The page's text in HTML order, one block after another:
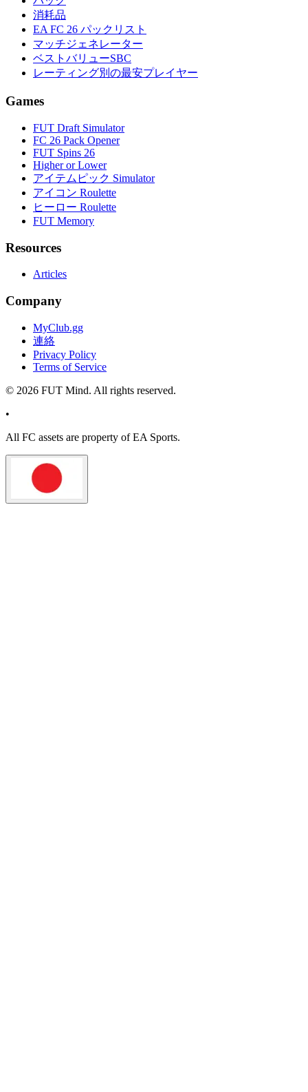
消耗品
EA FC 26 パックリスト
マッチジェネレーター
ベストバリューSBC
レーティング別の最安プレイヤー
Games
FUT Draft Simulator
FC 26 Pack Opener
FUT Spins 26
Higher or Lower
アイテムピック Simulator
アイコン Roulette
ヒーロー Roulette
FUT Memory
Resources
Articles
Company
MyClub.gg
連絡
Privacy Policy
Terms of Service
© 2026 FUT Mind. All rights reserved.
•
All FC assets are property of EA Sports.